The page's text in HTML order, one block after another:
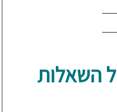
השאלות